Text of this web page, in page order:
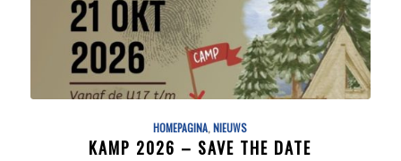
HOMEPAGINA,NIEUWS
KAMP 2026 – SAVE THE DATE